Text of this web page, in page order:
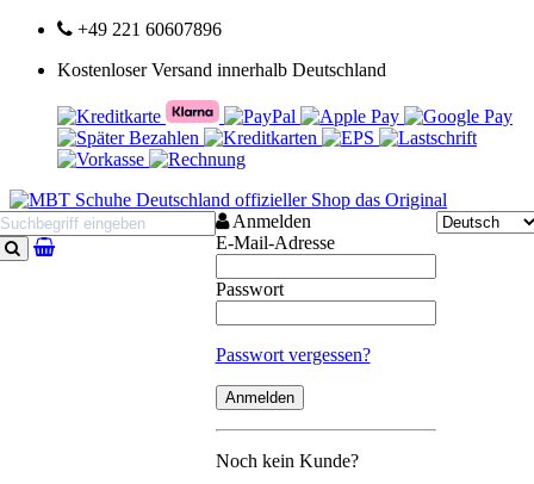
+49 221 60607896
Kostenloser Versand innerhalb Deutschland
Suchen
Anmelden
E-Mail-Adresse
Passwort
Passwort vergessen?
Noch kein Kunde?